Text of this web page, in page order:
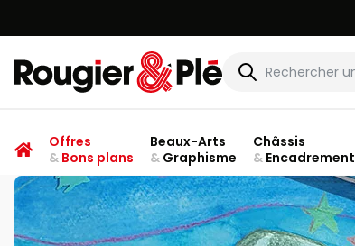
Rougier & Plé
Offres
&Bons plans
Beaux-Arts
&Graphisme
Châssis
&Encadrement